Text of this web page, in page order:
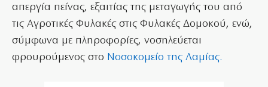
απεργία πείνας, εξαιτίας της μεταγωγής του από
τις Αγροτικές Φυλακές στις Φυλακές Δομοκού, ενώ,
σύμφωνα με πληροφορίες, νοσηλεύεται
φρουρούμενος στο Νοσοκομείο της Λαμίας.